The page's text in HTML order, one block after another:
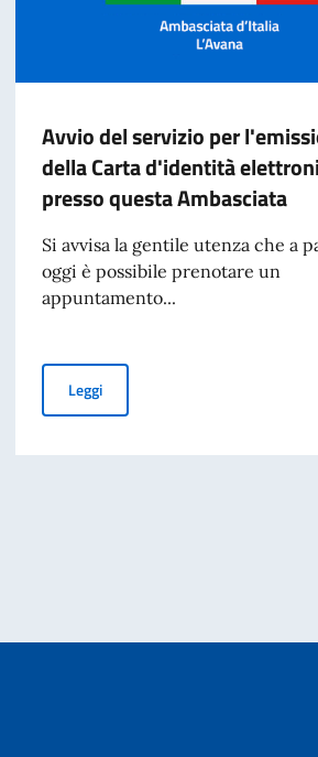
de proyecto y dirección de obra
OFFERTE DAL GOVERNO ITALIANO A.A.
Avvio del servizio per
della Carta d'identità
presso questa Ambasciata
Si avvisa la gentile utenza che a
oggi è possibile prenotare un
appuntamento...
LeggiAvvio del servizio per